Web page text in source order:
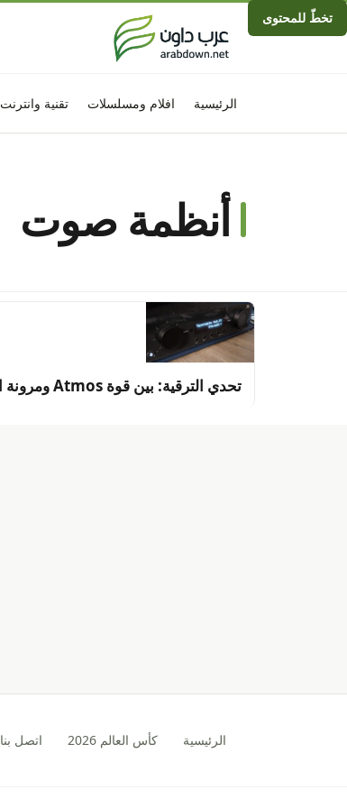
تخطّ للمحتوى
الرئيسية افلام ومسلسلات تقنية وانترنت
أنظمة صوت
تحدي الترقية: بين قوة Atmos ومرونة الاستماع
الرئيسية كأس العالم 2026 اتصل بنا